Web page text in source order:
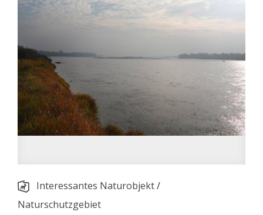
Interessantes Naturobjekt/
Naturschutzgebiet